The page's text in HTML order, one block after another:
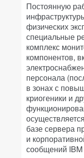
Постоянную
физических
специальные
комплекс
компонентов,
персонала
в зонах с
криогеники и
базе сервера
и
сообщений